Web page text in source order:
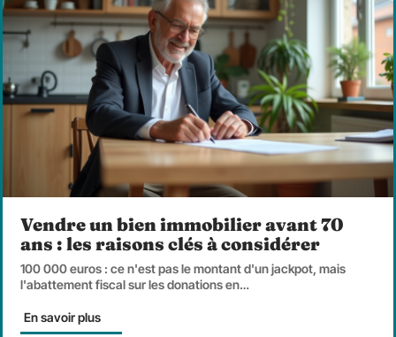
Vendre un bien immobilier avant 70
ans : les raisons clés à considérer
100 000 euros : ce n'est pas le montant d'un jackpot, mais
l'abattement fiscal sur les donations en…
En savoir plus